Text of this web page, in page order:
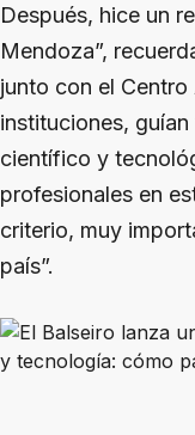
Después, hice un
Mendoza”,
junto con el
instituciones,
científico y
profesionales en
criterio, muy
país”.